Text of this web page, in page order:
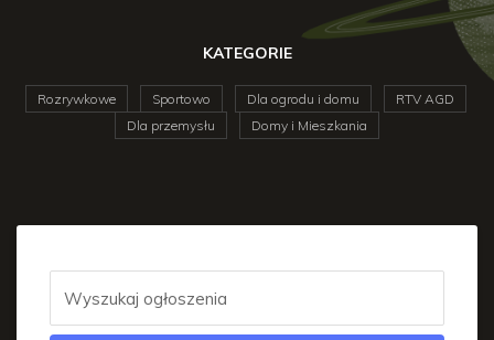
KATEGORIE
Rozrywkowe Sportowo Dla ogrodu i domu
RTV AGD
Dla przemysłu
Domy i Mieszkania